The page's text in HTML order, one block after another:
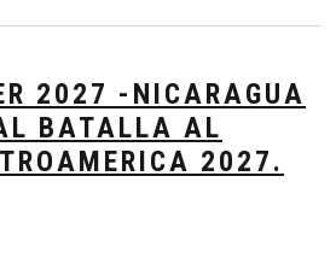
2027 -NICARAGUA
BATALLA AL
2027.